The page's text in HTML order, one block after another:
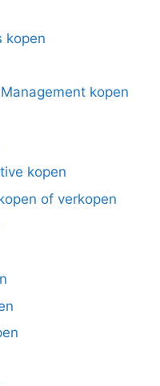
kopen
kopen
kopen
of verkopen